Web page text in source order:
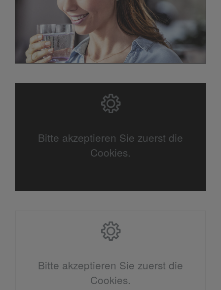
Bitte akzeptieren Sie zuerst die
Cookies.
Bitte akzeptieren Sie zuerst die
Cookies.